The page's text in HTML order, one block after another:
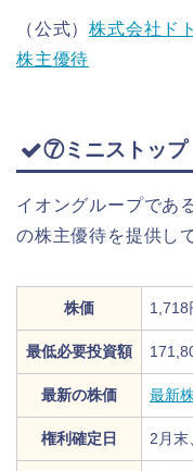
（公式）株式会社ド
株主優待
⑦ミニストップ
イオングループであ
の株主優待を提供し
株価 1,718
最低必要投資額
最新の株価 最新
権利確定日 2月末